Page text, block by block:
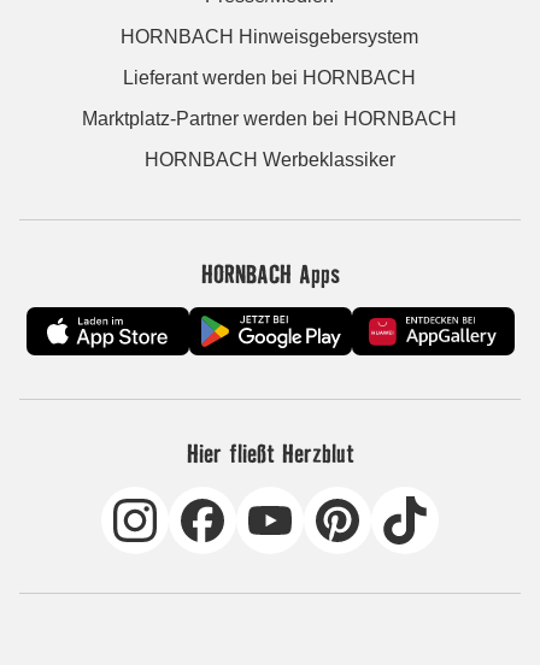
HORNBACH Hinweisgebersystem
Lieferant werden bei HORNBACH
Marktplatz-Partner werden bei HORNBACH
HORNBACH Werbeklassiker
HORNBACH Apps
Hier fließt Herzblut